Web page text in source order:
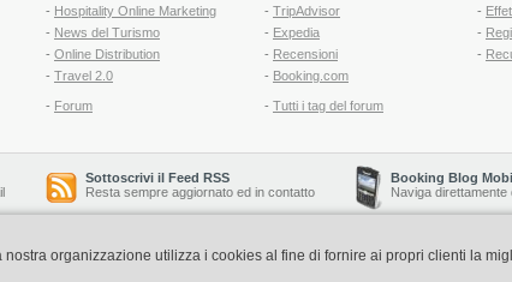
- Hospitality Online Marketing
- News del Turismo
- Online Distribution
- Travel 2.0
- Forum
- TripAdvisor
- Expedia
- Recensioni
- Booking.com
- Tutti i tag del forum
-
-
-
Sottoscrivi il Feed RSS
Resta sempre aggiornato ed in contatto
Booking Blog
Naviga direttamente
Copyright © 2006-2026 QNT S.r.l. Socio Unico -
organizzazione utilizza i cookies al fine di fornire ai propri clienti la